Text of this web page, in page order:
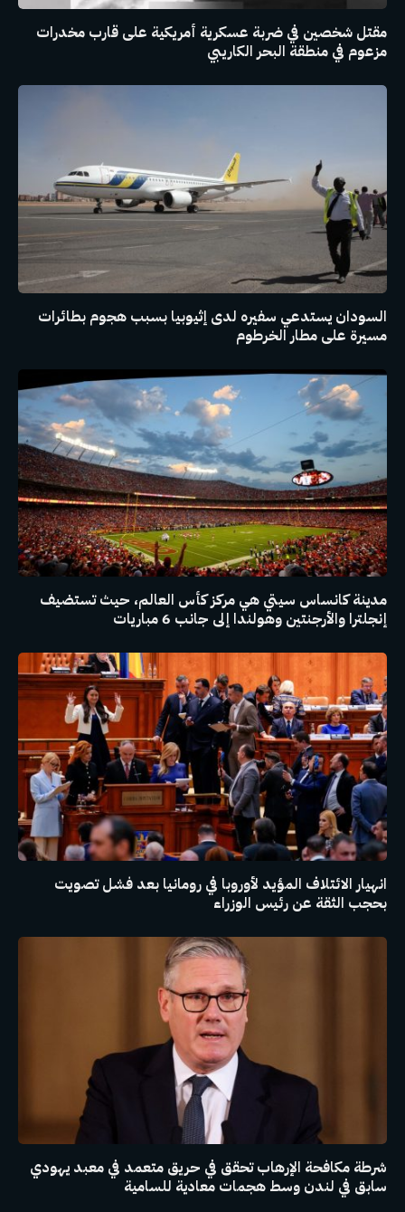
مقتل شخصين في ضربة عسكرية أمريكية على قارب مخدرات
مزعوم في منطقة البحر الكاريبي
السودان يستدعي سفيره لدى إثيوبيا بسبب هجوم بطائرات
مسيرة على مطار الخرطوم
مدينة كانساس سيتي هي مركز كأس العالم، حيث تستضيف
إنجلترا والأرجنتين وهولندا إلى جانب 6 مباريات
انهيار الائتلاف المؤيد لأوروبا في رومانيا بعد فشل تصويت
بحجب الثقة عن رئيس الوزراء
شرطة مكافحة الإرهاب تحقق في حريق متعمد في معبد يهودي
سابق في لندن وسط هجمات معادية للسامية